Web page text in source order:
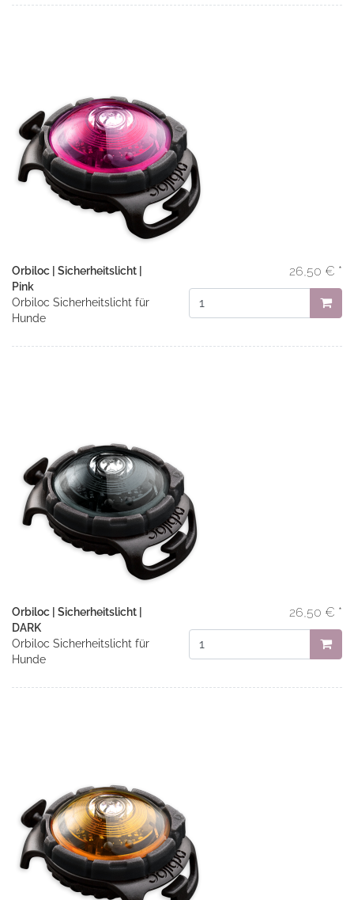
Orbiloc | Sicherheitslicht |
Pink
Orbiloc Sicherheitslicht für
Hunde
26,50 € *
Orbiloc | Sicherheitslicht |
DARK
Orbiloc Sicherheitslicht für
Hunde
26,50 € *